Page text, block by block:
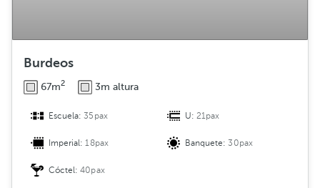
Burdeos
67m2 3m altura
Escuela:35pax U:21pax
Imperial:18pax Banquete:30pax
Cóctel:40pax